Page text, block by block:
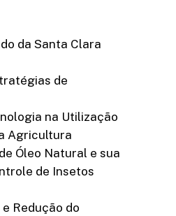
da Santa Clara
de
na Utilização
Agricultura
Óleo Natural e sua
de Insetos
Redução do